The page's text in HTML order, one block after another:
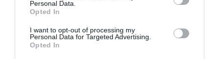
Personal Data.
Opted In
I want to opt-out of processing my
Personal Data for Targeted Advertising.
Opted In